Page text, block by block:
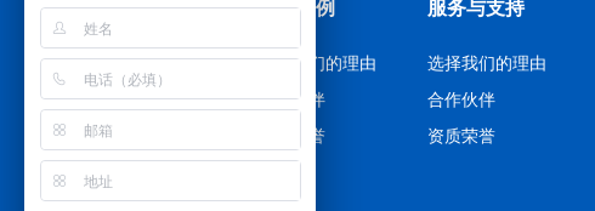
产品展示
选择我们的理由
合作伙伴
资质荣誉
应用案例
选择我们的理由
合作伙伴
资质荣誉
服务与支持
选择我们的理由
合作伙伴
资质荣誉